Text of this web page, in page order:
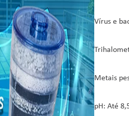
Vírus e
Metais
pH: Até